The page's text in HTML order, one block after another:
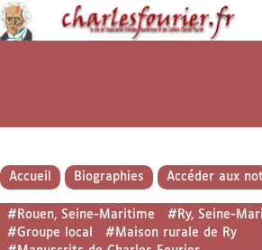
Accueil Biographies Accéder aux
#Rouen, Seine-Maritime #Ry, Seine-
#Groupe local
#Maison rurale de Ry